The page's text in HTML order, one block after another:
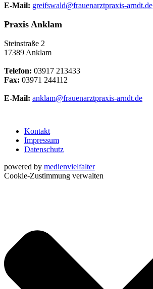
E-Mail: greifswald@frauenarztpraxis-arndt.de
Praxis Anklam
Steinstraße 2
17389 Anklam
Telefon: 03917 213433
Fax: 03971 244112
E-Mail: anklam@frauenarztpraxis-arndt.de
Kontakt
Impressum
Datenschutz
powered by medienvielfalter
Cookie-Zustimmung verwalten